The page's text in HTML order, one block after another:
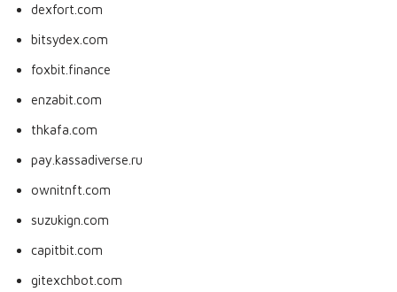
dexfort.com
bitsydex.com
foxbit.finance
enzabit.com
thkafa.com
pay.kassadiverse.ru
ownitnft.com
suzukign.com
capitbit.com
gitexchbot.com